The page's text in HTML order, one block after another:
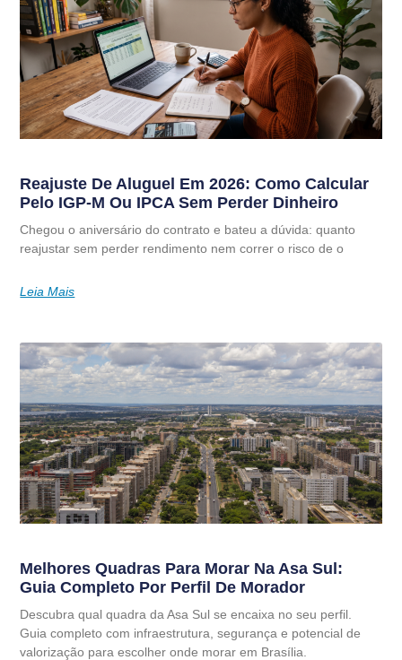
Reajuste De Aluguel Em 2026: Como Calcular
Pelo IGP-M Ou IPCA Sem Perder Dinheiro
Chegou o aniversário do contrato e bateu a dúvida: quanto
reajustar sem perder rendimento nem correr o risco de o
Leia Mais
Melhores Quadras Para Morar Na Asa Sul:
Guia Completo Por Perfil De Morador
Descubra qual quadra da Asa Sul se encaixa no seu perfil.
Guia completo com infraestrutura, segurança e potencial de
valorização para escolher onde morar em Brasília.